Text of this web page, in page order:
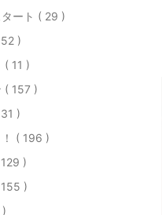
ート ( 29 )
)
( 11 )
( 157 )
)
！ ( 196 )
)
)